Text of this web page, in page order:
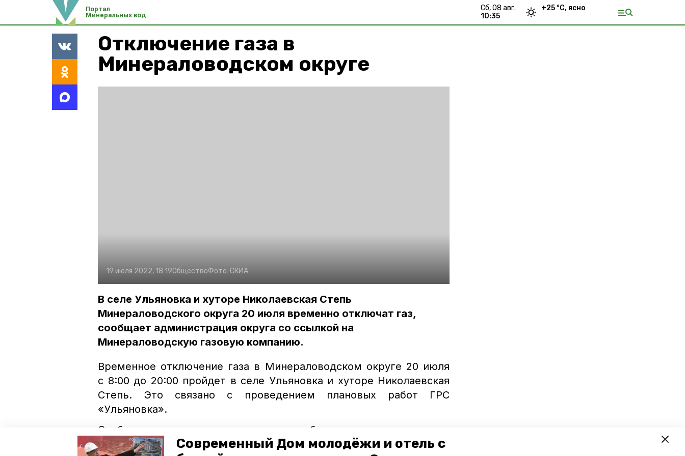
Современный Дом молодёжи и отель с
Портал
Минеральных вод
сб, 08 авг.
10:35
+25 °С, ясно
Отключение газа в
Минераловодском округе
19 июля 2022, 18:19ОбществоФото: СКИА
В селе Ульяновка и хуторе Николаевская Степь
Минераловодского округа 20 июля временно отключат газ,
сообщает администрация округа со ссылкой на
Минераловодскую газовую компанию.
Временное отключение газа в Минераловодском округе 20 июля
с 8:00 до 20:00 пройдет в селе Ульяновка и хуторе Николаевская
Степь. Это связано с проведением плановых работ ГРС
«Ульяновка».
Сообщается, что о времени возобновления подачи газа
в населенных пунктах будет объявлено дополнительно.